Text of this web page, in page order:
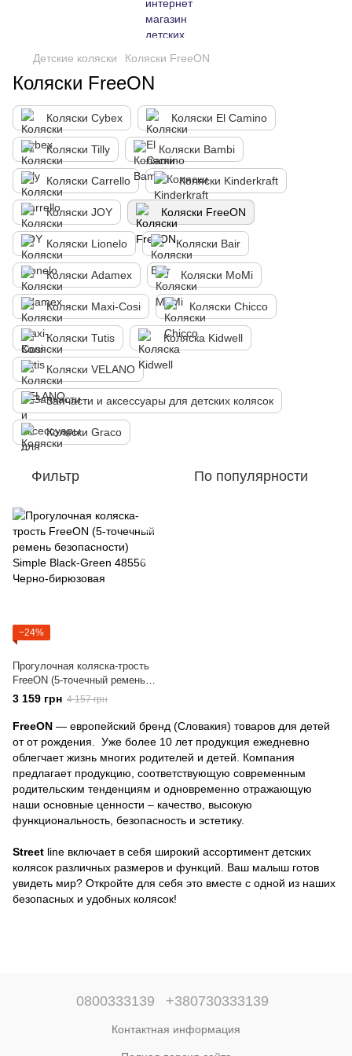
Детские коляски Коляски FreeON
Коляски FreeON
Коляски Cybex Коляски El Camino
Коляски Tilly Коляски Bambi
Коляски Carrello Коляски Kinderkraft
Коляски JOY Коляски FreeON
Коляски Lionelo Коляски Bair
Коляски Adamex Коляски MoMi
Коляски Maxi-Cosi Коляски Chicco
Коляски Tutis Коляска Kidwell
Коляски VELANO
Запчасти и аксессуары для детских колясок
Коляски Graco
Фильтр По популярности
−24%
Прогулочная коляска-трость
FreeON (5-точечный ремень
безопасности) Simple Black-
Green 48556 Черно-бирюзовая
3 159 грн 4 157 грн
FreeON — европейский бренд (Словакия) товаров для детей
от от рождения. Уже более 10 лет продукция ежедневно
облегчает жизнь многих родителей и детей. Компания
предлагает продукцию, соответствующую современным
родительским тенденциям и одновременно отражающую
наши основные ценности – качество, высокую
функциональность, безопасность и эстетику.
Street line включает в себя широкий ассортимент детских
колясок различных размеров и функций. Ваш малыш готов
увидеть мир? Откройте для себя это вместе с одной из наших
безопасных и удобных колясок!
0800333139 +380730333139
Контактная информация